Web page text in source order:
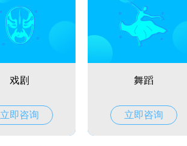
戏剧
立即咨询
舞蹈
立即咨询